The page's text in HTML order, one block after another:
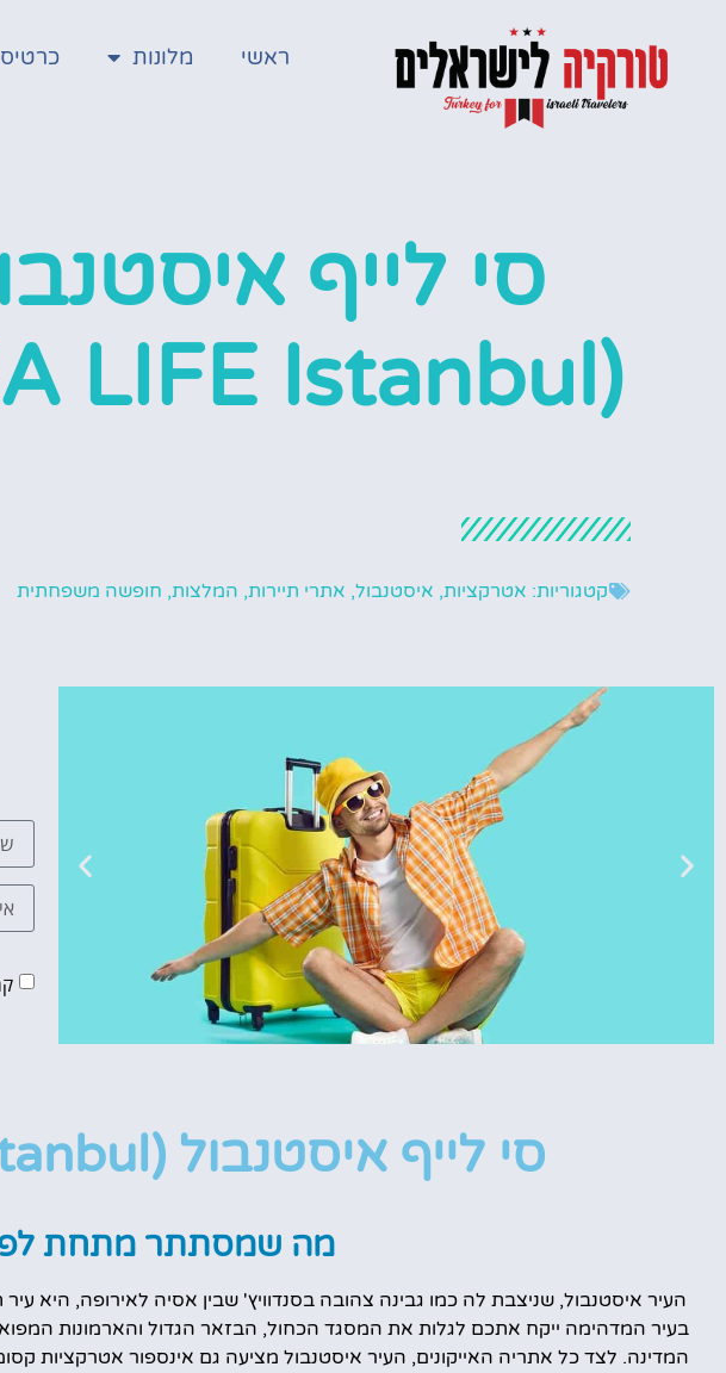
ראשי מלונות
סי לייף
(SEA LIFE Istanbul)
קטגוריות: אטרקציות, איסטנבול, אתרי תיירות, המלצות, חופשה משפחתית
סי לייף איסטנבול (SEA LIFE Istanbul)
מה שמסתתר מתחת
העיר איסטנבול, שניצבת לה כמו גבינה צהובה בסנדוויץ' שבין אסיה לאירופה, היא
בעיר המדהימה ייקח אתכם לגלות את המסגד הכחול, הבזאר הגדול והארמונות
המדינה. לצד כל אתריה האייקונים, העיר איסטנבול מציעה גם אינספור אטרקציות